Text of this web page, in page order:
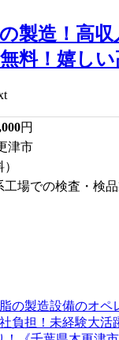
製造！高
料！嬉しい
円
津市
工場での検査・検